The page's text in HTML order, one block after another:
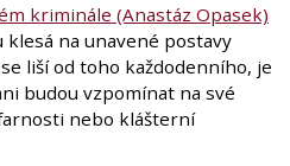
kriminále (Anastáz Opasek)
klesá na unavené postavy
liší od toho každodenního, je
budou vzpomínat na své
nebo klášterní